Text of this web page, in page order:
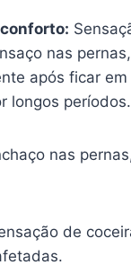
nas pernas,
após ficar em
longos períodos.
nas
de